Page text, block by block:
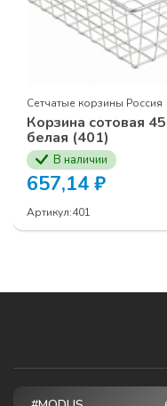
Сетчатые корзины Россия
Корзина сотовая
белая (401)
В наличии
657,14 ₽
Артикул:401